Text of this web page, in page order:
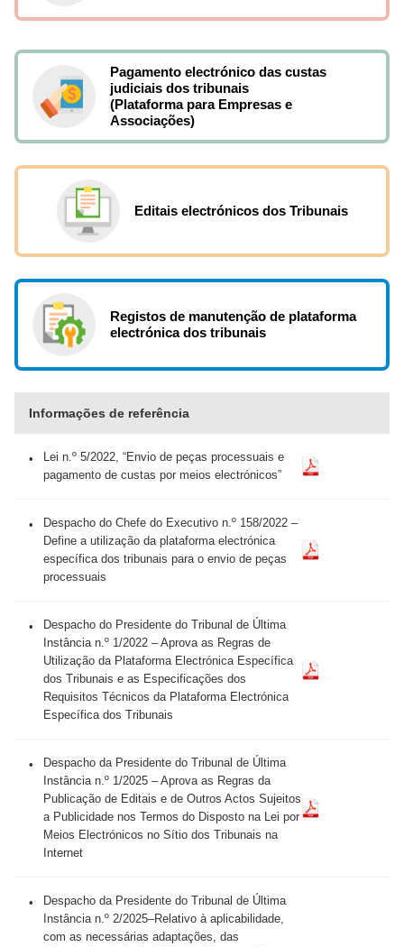
Pagamento electrónico das custas
judiciais dos tribunais
(Plataforma para Empresas e
Associações)
Editais electrónicos dos Tribunais
Registos de manutenção de plataforma
electrónica dos tribunais
Informações de referência
Lei n.º 5/2022, “Envio de peças processuais e
pagamento de custas por meios electrónicos”
Despacho do Chefe do Executivo n.º 158/2022 –
Define a utilização da plataforma electrónica
específica dos tribunais para o envio de peças
processuais
Despacho do Presidente do Tribunal de Última
Instância n.º 1/2022 – Aprova as Regras de
Utilização da Plataforma Electrónica Específica
dos Tribunais e as Especificações dos
Requisitos Técnicos da Plataforma Electrónica
Específica dos Tribunais
Despacho da Presidente do Tribunal de Última
Instância n.º 1/2025 – Aprova as Regras da
Publicação de Editais e de Outros Actos Sujeitos
a Publicidade nos Termos do Disposto na Lei por
Meios Electrónicos no Sítio dos Tribunais na
Internet
Despacho da Presidente do Tribunal de Última
Instância n.º 2/2025–Relativo à aplicabilidade,
com as necessárias adaptações, das